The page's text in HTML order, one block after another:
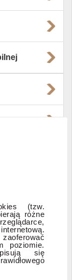
(tzw.
różne
poziomie.
się